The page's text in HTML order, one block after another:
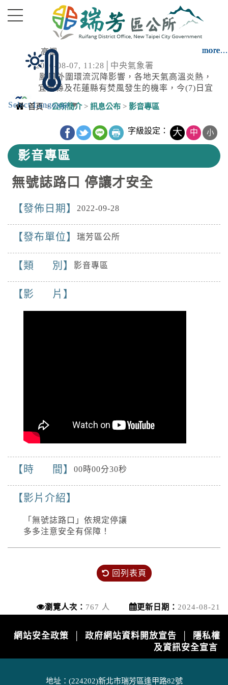
Select Language▼
高溫
2026-08-07, 11:28│中央氣象署
颱風外圍環流沉降影響，各地天氣高溫炎熱，
宜蘭縣及花蓮縣有焚風發生的機率，今(7)日宜
蘭縣為橙色燈號，有38度極端高溫出現的機
率；臺北市、新北市、彰化縣、雲林縣、臺南
36度高溫的機率，請加強注意。新竹縣、南投
縣、嘉義縣、臺東縣為黃色燈號，請注意。
more...
停水
愛國路六巷破管搶修
more...
強風
2026-08-07, 10:27│中央氣象署
颱風外圍環流影響，7日新北市、南投縣、高雄
外圍環流影響，8日基隆市、臺北市、新北市、
屏東縣、宜蘭縣、花蓮縣、臺東縣(含蘭嶼、綠
島)、連江縣局部地區有平均風6級以上或陣風8
級以上發生的機率(黃色燈號)，請注意。
more...
停水
2026-08-07, 10:08│台灣自來水公司
辦理板橋區英士路5號路面漏水搶修
more...
停水
2026-08-07, 09:18│台灣自來水公司
more...
more...
more...
停水
2026-08-05, 13:43│台灣自來水公司
辦理「板橋區金門街雙側汰換管線工程」施工
停水。
more...
高溫
2026-08-06, 17:30│中央氣象署
宜蘭縣及花蓮縣有焚風發生的機率，明(7)日白
天宜蘭縣為橙色燈號，有38度極端高溫出現的
現36度高溫的機率，請加強注意。南投縣、嘉
義縣、臺東縣為黃色燈號，請注意。
more...
停水
辦理龍潭給水廠高壓電氣設備檢驗 等三合一工
程
more...
2026-08-03, 11:18│台灣自來水公司
為辦理三重區五谷王南街等巷弄汰換管線工
more...
2026-08-03, 11:18│台灣自來水公司
程，施工停水
more...
首頁>公所簡介> 訊息公布 > 影音專區
字級設定： 大 中 小
影音專區
無號誌路口 停讓才安全
發佈日期 2022-09-28
發布單位 瑞芳區公所
類 別 影音專區
影 片
時 間 00時00分30秒
影片介紹
「無號誌路口」依規定停讓
多多注意安全有保障！
回列表頁
瀏覽人次： 767 人 更新日期： 2024-08-21
網站安全政策 政府網站資料開放宣告
隱私權
及資訊安全宣言
地址：(224202)新北市瑞芳區逢甲路82號